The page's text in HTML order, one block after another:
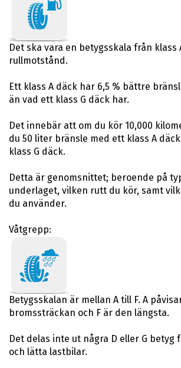
Det ska vara en betygsskala från klass
rullmotstånd.
Ett klass A däck har 6,5 % bättre
än vad ett klass G däck har.
Det innebär att om du kör 10,000
du 50 liter bränsle med ett klass A
klass G däck.
Detta är genomsnittet; beroende på
underlaget, vilken rutt du kör, samt
du använder.
Våtgrepp:
Betygsskalan är mellan A till F. A
bromssträckan och F är den längsta.
Det delas inte ut några D eller G
och lätta lastbilar.